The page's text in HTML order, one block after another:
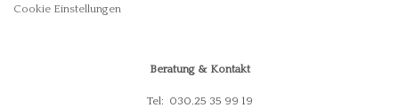
Cookie Einstellungen
Beratung & Kontakt
Tel: 030.25 35 99 19